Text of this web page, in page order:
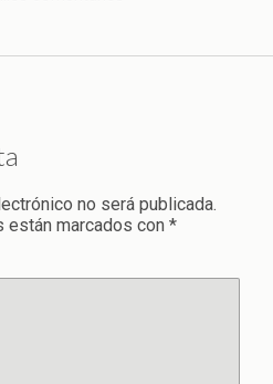
no será publicada.
marcados con *